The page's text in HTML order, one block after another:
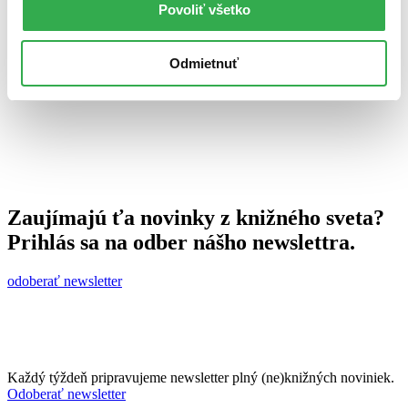
Povoliť všetko
Odmietnuť
10. septembra 2014
Zaujímajú ťa novinky z knižného sveta?
Prihlás sa na odber nášho newslettra.
odoberať newsletter
Každý týždeň pripravujeme newsletter plný (ne)knižných noviniek.
Odoberať newsletter